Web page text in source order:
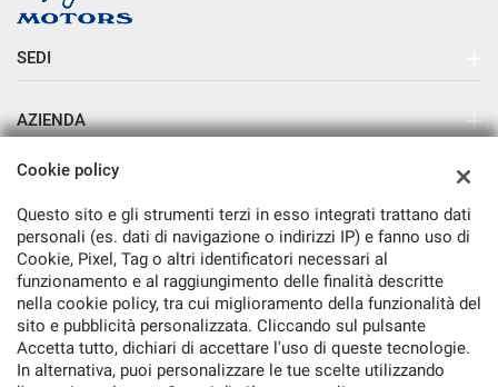
SEDI
AZIENDA
Azienda
Contatti
TORNA IN CIMA
Copyright © 2026 M.F. Motors & C. Srl - P.IVA 05822470968 -Leggi
Cookie policy
Questo sito e gli strumenti terzi in esso integrati trattano dati
personali (es. dati di navigazione o indirizzi IP) e fanno uso di
Cookie, Pixel, Tag o altri identificatori necessari al
funzionamento e al raggiungimento delle finalità descritte
nella cookie policy, tra cui miglioramento della funzionalità del
sito e pubblicità personalizzata. Cliccando sul pulsante
Accetta tutto, dichiari di accettare l'uso di queste tecnologie.
In alternativa, puoi personalizzare le tue scelte utilizzando